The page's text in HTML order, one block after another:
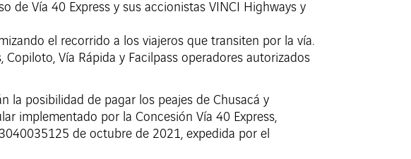
de Vía 40 Express y sus accionistas VINCI Highways y
el recorrido a los viajeros que transiten por la vía.
Vía Rápida y Facilpass operadores autorizados
la posibilidad de pagar los peajes de Chusacá y
implementado por la Concesión Vía 40 Express,
de octubre de 2021, expedida por el